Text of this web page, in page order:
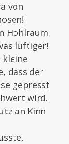
von
Hohlraum
luftiger!
kleine
dass der
gepresst
wird.
an Kinn